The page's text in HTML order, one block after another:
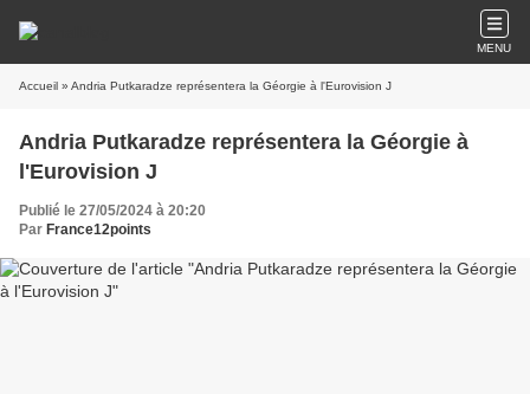
MENU
Accueil » Andria Putkaradze représentera la Géorgie à l'Eurovision J
Andria Putkaradze représentera la Géorgie à
l'Eurovision J
Publié le 27/05/2024 à 20:20
Par France12points